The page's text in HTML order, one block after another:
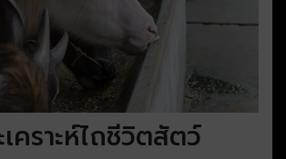
เคราะห์ไถชีวิตสัตว์